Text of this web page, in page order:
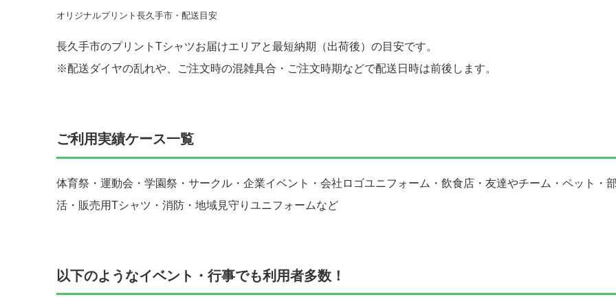
オリジナルプリント長久手市・配送目安
長久手市のプリントTシャツお届けエリアと最短納期（出荷後）の目安です。
※配送ダイヤの乱れや、ご注文時の混雑具合・ご注文時期などで配送日時は前後します。
ご利用実績ケース一覧
体育祭・運動会・学園祭・サークル・企業イベント・会社ロゴユニフォーム・飲食店・友達やチーム・ペット・
活・販売用Tシャツ・消防・地域見守りユニフォームなど
以下のようなイベント・行事でも利用者多数！